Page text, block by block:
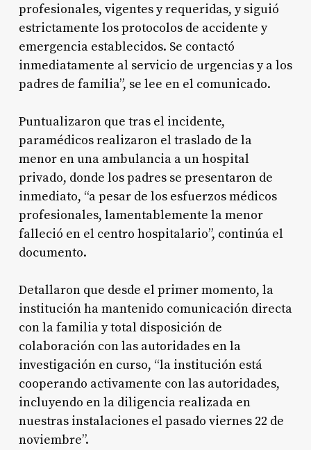
profesionales, vigentes y requeridas, y siguió
estrictamente los protocolos de accidente y
emergencia establecidos. Se contactó
inmediatamente al servicio de urgencias y a los
padres de familia”, se lee en el comunicado.
Puntualizaron que tras el incidente,
paramédicos realizaron el traslado de la
menor en una ambulancia a un hospital
privado, donde los padres se presentaron de
inmediato, “a pesar de los esfuerzos médicos
profesionales, lamentablemente la menor
falleció en el centro hospitalario”, continúa el
documento.
Detallaron que desde el primer momento, la
institución ha mantenido comunicación directa
con la familia y total disposición de
colaboración con las autoridades en la
investigación en curso, “la institución está
cooperando activamente con las autoridades,
incluyendo en la diligencia realizada en
nuestras instalaciones el pasado viernes 22 de
noviembre”.